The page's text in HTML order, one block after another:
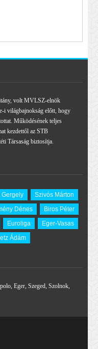
volt MVLSZ-elnök
i világbajnokság előtt, hogy
Működésének teljes
kezdettől az STB
Társaság biztosítja.
Gergely
Szivós Márton
Dénes
Biros Péter
Euroliga
Eger-Vasas
Ádám
, Eger, Szeged, Szolnok,